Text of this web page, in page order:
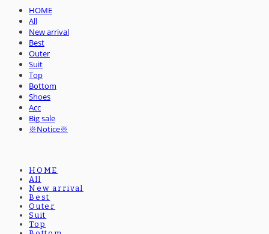
HOME
All
New arrival
Best
Outer
Suit
Top
Bottom
Shoes
Acc
Big sale
※Notice※
HOME
All
New arrival
Best
Outer
Suit
Top